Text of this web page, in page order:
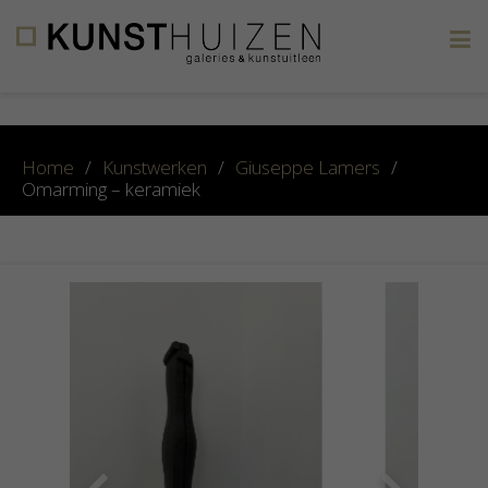
Home / Kunstwerken / Giuseppe Lamers /
Omarming – keramiek